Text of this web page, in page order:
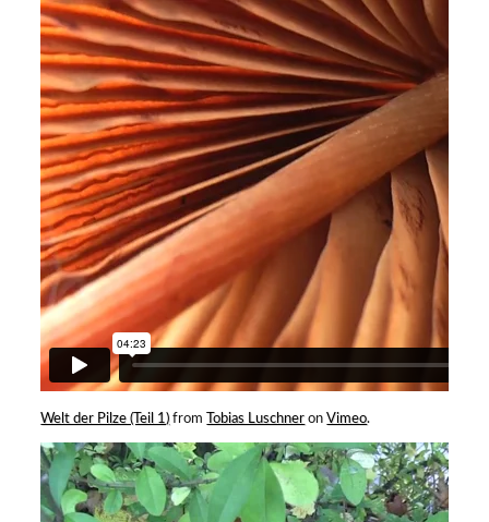
Welt der Pilze (Teil 1)from Tobias Luschner on Vimeo.